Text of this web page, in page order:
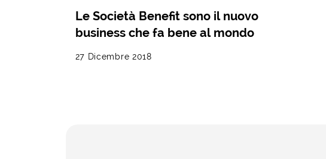
Le Società Benefit sono il nuovo
business che fa bene al mondo
27 Dicembre 2018